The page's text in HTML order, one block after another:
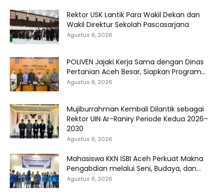
Rektor USK Lantik Para Wakil Dekan dan
Wakil Direktur Sekolah Pascasarjana
Agustus 6, 2026
POLIVEN Jajaki Kerja Sama dengan Dinas
Pertanian Aceh Besar, Siapkan Program...
Agustus 6, 2026
Mujiburrahman Kembali Dilantik sebagai
Rektor UIN Ar-Raniry Periode Kedua 2026–
2030
Agustus 6, 2026
Mahasiswa KKN ISBI Aceh Perkuat Makna
Pengabdian melalui Seni, Budaya, dan...
Agustus 6, 2026